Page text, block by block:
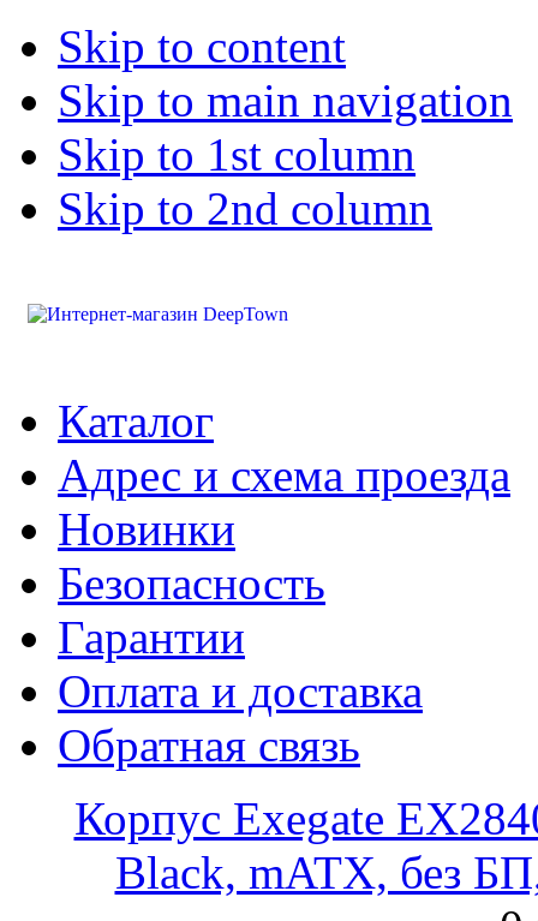
Skip to content
Skip to main navigation
Skip to 1st column
Skip to 2nd column
Каталог
Адрес и схема проезда
Новинки
Безопасность
Гарантии
Оплата и доставка
Обратная связь
Корпус Exegate
Black, mATX, без